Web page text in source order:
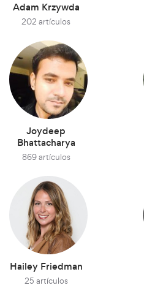
Adam Krzywda
202 artículos
Joydeep
Bhattacharya
869 artículos
Hailey Friedman
25 artículos